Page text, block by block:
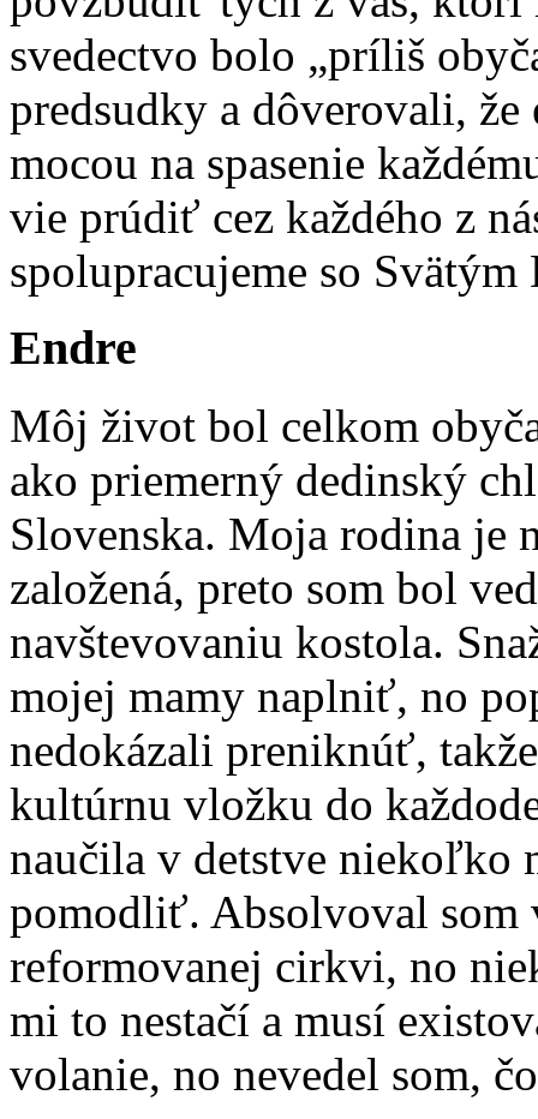
svedectvo bolo „príliš
predsudky a dôverovali,
mocou na spasenie
vie prúdiť cez každého z
spolupracujeme so Svätým
Endre
Môj život bol celkom
ako priemerný dedinský
Slovenska. Moja rodina je
založená, preto som bol
navštevovaniu kostola.
mojej mamy naplniť, no
nedokázali preniknúť,
kultúrnu vložku do
naučila v detstve niekoľko
pomodliť. Absolvoval som
reformovanej cirkvi, no
mi to nestačí a musí
volanie, no nevedel som,